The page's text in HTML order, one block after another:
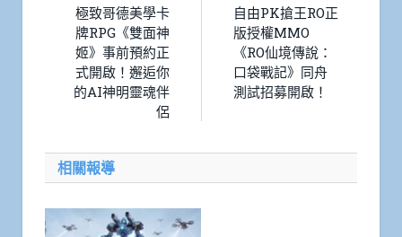
極致哥德美學卡
牌RPG《雙面神
姬》事前預約正
式開啟！邂逅你
的AI神明靈魂伴
侶
自由PK搶王RO正
版授權MMO
《RO仙境傳說：
口袋戰記》同舟
測試招募開啟！
相關報導